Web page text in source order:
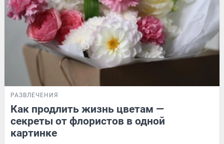
РАЗВЛЕЧЕНИЯ
Как продлить жизнь цветам —
секреты от флористов в одной
картинке